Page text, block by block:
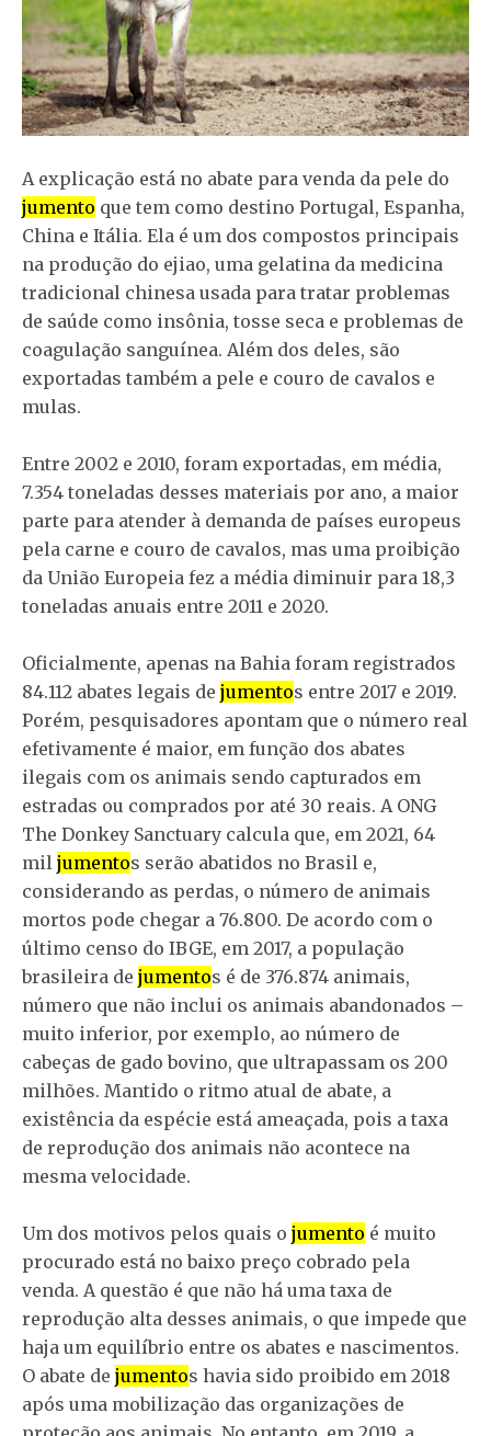
A explicação está no abate para venda da pele do
jumento que tem como destino Portugal, Espanha,
China e Itália. Ela é um dos compostos principais
na produção do ejiao, uma gelatina da medicina
tradicional chinesa usada para tratar problemas
de saúde como insônia, tosse seca e problemas de
coagulação sanguínea. Além dos deles, são
exportadas também a pele e couro de cavalos e
mulas.
Entre 2002 e 2010, foram exportadas, em média,
7.354 toneladas desses materiais por ano, a maior
parte para atender à demanda de países europeus
pela carne e couro de cavalos, mas uma proibição
da União Europeia fez a média diminuir para 18,3
toneladas anuais entre 2011 e 2020.
Oficialmente, apenas na Bahia foram registrados
84.112 abates legais de jumentos entre 2017 e 2019.
Porém, pesquisadores apontam que o número real
efetivamente é maior, em função dos abates
ilegais com os animais sendo capturados em
estradas ou comprados por até 30 reais. A ONG
The Donkey Sanctuary calcula que, em 2021, 64
mil jumentos serão abatidos no Brasil e,
considerando as perdas, o número de animais
mortos pode chegar a 76.800. De acordo com o
último censo do IBGE, em 2017, a população
brasileira de jumentos é de 376.874 animais,
número que não inclui os animais abandonados –
muito inferior, por exemplo, ao número de
cabeças de gado bovino, que ultrapassam os 200
milhões. Mantido o ritmo atual de abate, a
existência da espécie está ameaçada, pois a taxa
de reprodução dos animais não acontece na
mesma velocidade.
Um dos motivos pelos quais o jumento é muito
procurado está no baixo preço cobrado pela
venda. A questão é que não há uma taxa de
reprodução alta desses animais, o que impede que
haja um equilíbrio entre os abates e nascimentos.
O abate de jumentos havia sido proibido em 2018
após uma mobilização das organizações de